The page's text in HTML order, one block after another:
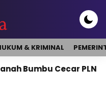
& KRIMINAL
Cecar PLN dan